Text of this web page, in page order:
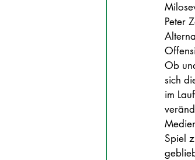
Peter
Ob
sich
im
Spiel